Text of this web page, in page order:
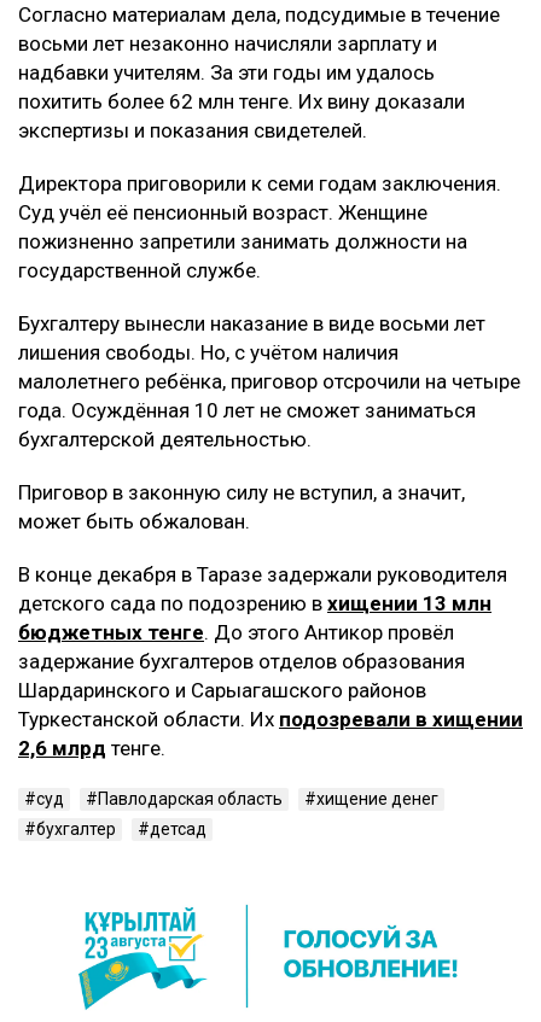
Согласно материалам дела, подсудимые в течение
восьми лет незаконно начисляли зарплату и
надбавки учителям. За эти годы им удалось
похитить более 62 млн тенге. Их вину доказали
экспертизы и показания свидетелей.
Директора приговорили к семи годам заключения.
Суд учёл её пенсионный возраст. Женщине
пожизненно запретили занимать должности на
государственной службе.
Бухгалтеру вынесли наказание в виде восьми лет
лишения свободы. Но, с учётом наличия
малолетнего ребёнка, приговор отсрочили на четыре
года. Осуждённая 10 лет не сможет заниматься
бухгалтерской деятельностью.
Приговор в законную силу не вступил, а значит,
может быть обжалован.
В конце декабря в Таразе задержали руководителя
детского сада по подозрению в хищении 13 млн
бюджетных тенге. До этого Антикор провёл
задержание бухгалтеров отделов образования
Шардаринского и Сарыагашского районов
Туркестанской области. Их подозревали в хищении
2,6 млрд тенге.
суд Павлодарская область
хищение денег
бухгалтер
детсад